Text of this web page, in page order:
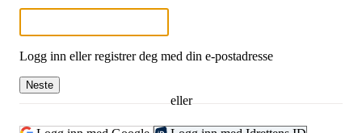
Logg inn eller registrer deg med din e-postadresse
Neste
eller